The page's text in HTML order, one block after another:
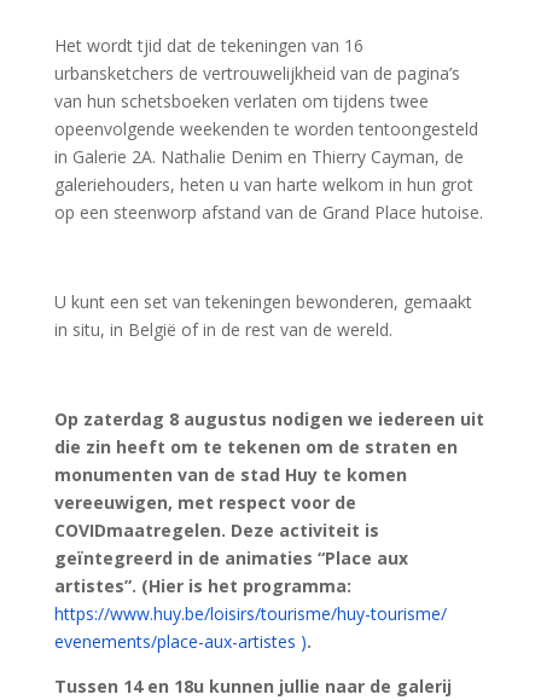
Het wordt tjid dat de tekeningen van 16
urbansketchers de vertrouwelijkheid van de pagina’s
van hun schetsboeken verlaten om tijdens twee
opeenvolgende weekenden te worden tentoongesteld
in Galerie 2A. Nathalie Denim en Thierry Cayman, de
galeriehouders, heten u van harte welkom in hun grot
op een steenworp afstand van de Grand Place hutoise.
U kunt een set van tekeningen bewonderen, gemaakt
in situ, in België of in de rest van de wereld.
Op zaterdag 8 augustus nodigen we iedereen uit
die zin heeft om te tekenen om de straten en
monumenten van de stad Huy te komen
vereeuwigen, met respect voor de
COVIDmaatregelen. Deze activiteit is
geïntegreerd in de animaties “Place aux
artistes”. (Hier is het programma:
https://www.huy.be/loisirs/tourisme/huy-tourisme/
evenements/place-aux-artistes ).
Tussen 14 en 18u kunnen jullie naar de galerij